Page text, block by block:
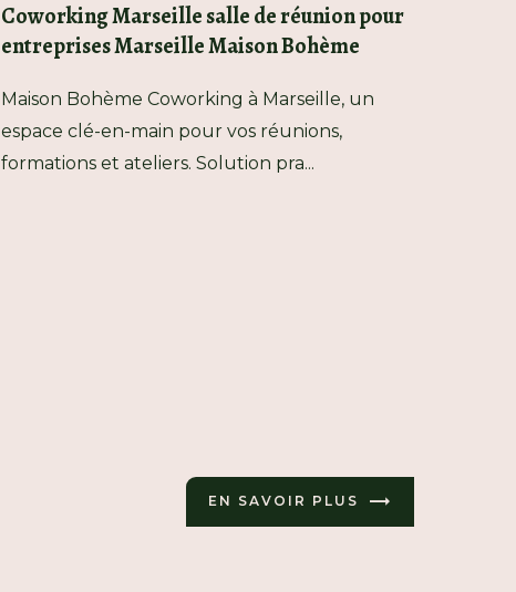
Coworking Marseille salle de réunion pour
entreprises Marseille Maison Bohème
Maison Bohème Coworking à Marseille, un
espace clé-en-main pour vos réunions,
formations et ateliers. Solution pra...
EN SAVOIR PLUS